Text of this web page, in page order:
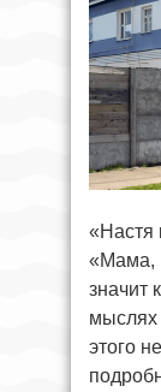
«Настя
«Мама,
значит
мыслях
этого